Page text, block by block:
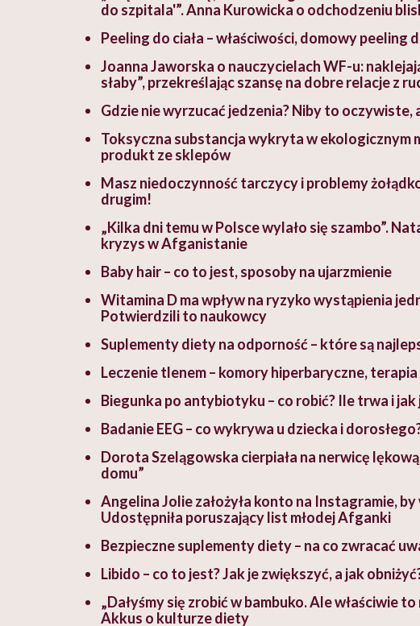
do szpitala'”. Anna Kurowicka o odchodzeniu
Peeling do ciała – właściwości, domowy peeling
Joanna Jaworska o nauczycielach WF-u:
słaby”, przekreślając szansę na dobre relacje z
Gdzie nie wyrzucać jedzenia? Niby to oczywiste,
Toksyczna substancja wykryta w ekologicznym
produkt ze sklepów
Masz niedoczynność tarczycy i problemy
drugim!
„Kilka dni temu w Polsce wylało się szambo”.
kryzys w Afganistanie
Baby hair – co to jest, sposoby na ujarzmienie
Witamina D ma wpływ na ryzyko wystąpienia
Potwierdzili to naukowcy
Suplementy diety na odporność – które są
Leczenie tlenem – komory hiperbaryczne, terapia
Biegunka po antybiotyku – co robić? Ile trwa i jak
Badanie EEG – co wykrywa u dziecka i
Dorota Szelągowska cierpiała na nerwicę
domu”
Angelina Jolie założyła konto na Instagramie,
Udostępniła poruszający list młodej Afganki
Bezpieczne suplementy diety – na co zwracać
Libido – co to jest? Jak je zwiększyć, a jak
„Dałyśmy się zrobić w bambuko. Ale właściwie
Akkus o kulturze diety